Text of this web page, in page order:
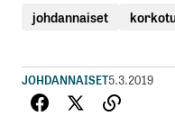
johdannaiset
JOHDANNAISET5.3.2019